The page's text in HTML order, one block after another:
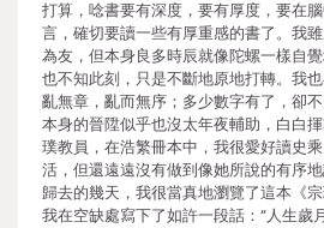
打算，唸書要有深度，要有厚度，要在
言，確切要讀一些有厚重感的書了。我
為友，但本身良多時辰就像陀螺一樣自
也不知此刻，只是不斷地原地打轉。我
亂無章，亂而無序；多少數字有了，卻
本身的晉陞似乎也沒太年夜輔助，白白
璞教員，在浩繁冊本中，我很愛好讀史
活，但還遠遠沒有做到像她所說的有序地
歸去的幾天，我很當真地瀏覽了這本《
我在空缺處寫下了如許一段話：“人生歲